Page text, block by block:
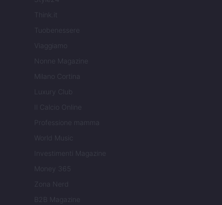
Think.it
Tuobenessere
Viaggiamo
Nonne Magazine
Milano Cortina
Luxury Club
Il Calcio Online
Professione mamma
World Music
Investimenti Magazine
Money 365
Zona Nerd
B2B Magazine